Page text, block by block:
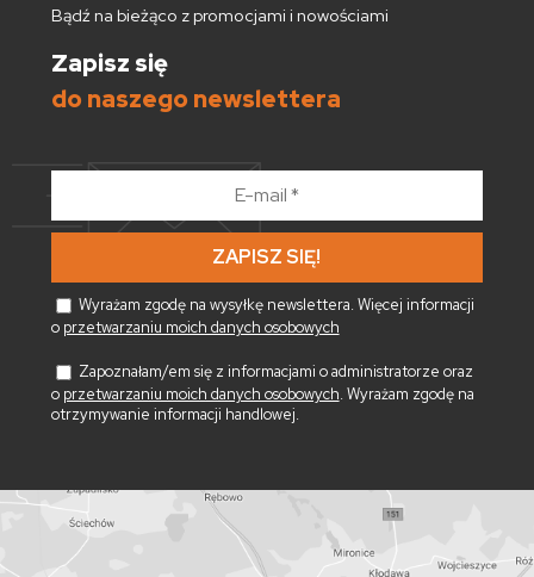
Bądź na bieżąco z promocjami i nowościami
Zapisz się
do naszego newslettera
*
Wyrażam zgodę na wysyłkę newslettera. Więcej informacji
o przetwarzaniu moich danych osobowych
Zapoznałam/em się z informacjami o administratorze oraz
o przetwarzaniu moich danych osobowych. Wyrażam zgodę na
otrzymywanie informacji handlowej.